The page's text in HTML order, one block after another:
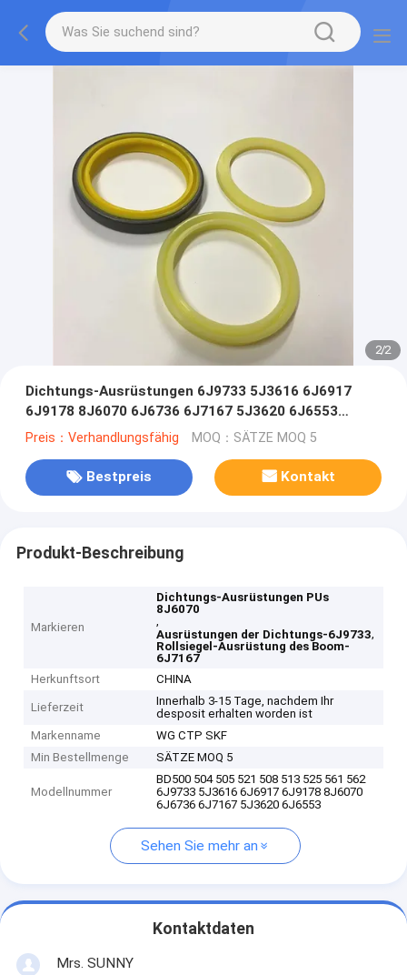
2/2
Dichtungs-Ausrüstungen 6J9733 5J3616 6J6917
6J9178 8J6070 6J6736 6J7167 5J3620 6J6553
8J6070 5J8200 5J8300 5J0964 5J8325
Preis：Verhandlungsfähig MOQ：SÄTZE MOQ 5
Bestpreis Kontakt
Produkt-Beschreibung
Markieren
Dichtungs-Ausrüstungen PUs
8J6070
,
Ausrüstungen der Dichtungs-6J9733,
Rollsiegel-Ausrüstung des Boom-
6J7167
Herkunftsort
CHINA
Lieferzeit
Innerhalb 3-15 Tage, nachdem Ihr
desposit erhalten worden ist
Markenname
WG CTP SKF
Min Bestellmenge
SÄTZE MOQ 5
Modellnummer
BD500 504 505 521 508 513 525 561 562
6J9733 5J3616 6J6917 6J9178 8J6070
6J6736 6J7167 5J3620 6J6553
Sehen Sie mehr an
Kontaktdaten
Mrs. SUNNY